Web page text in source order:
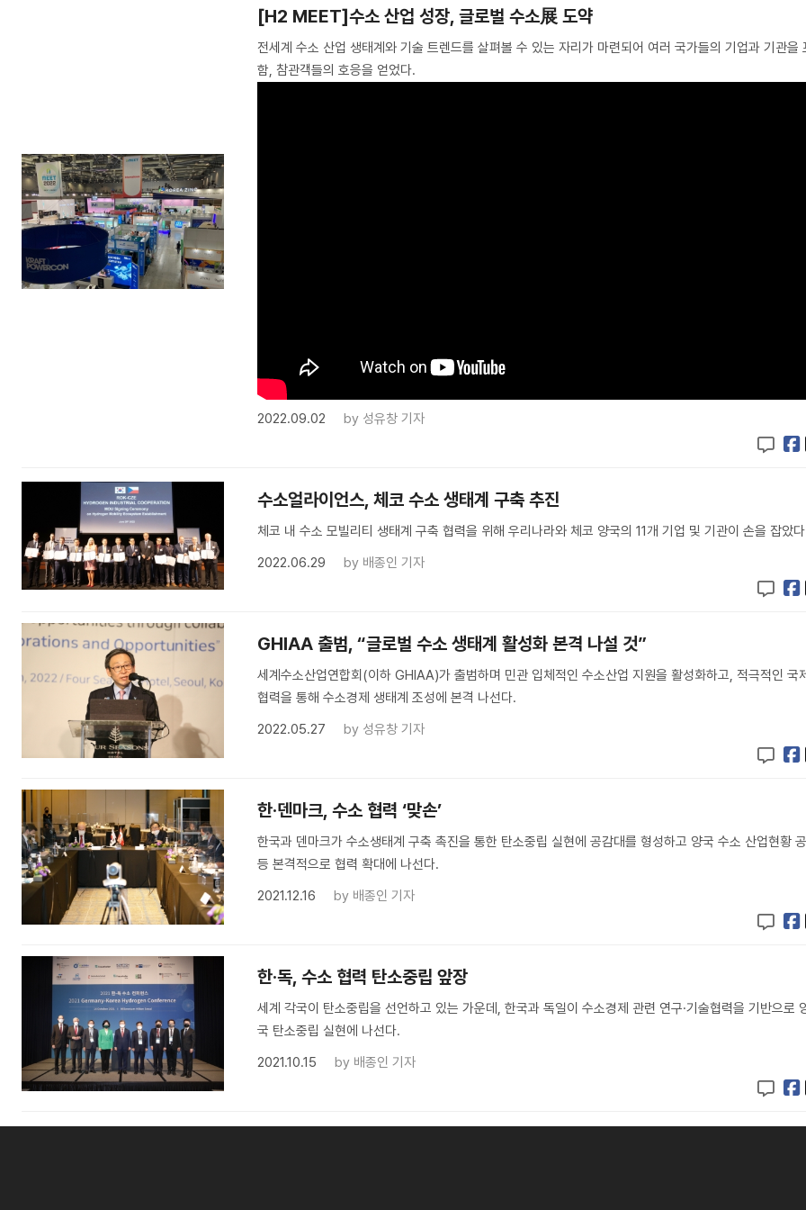
[H2 MEET]수소 산업 성장, 글로벌 수소展 도약
전세계 수소 산업 생태계와 기술 트렌드를 살펴볼 수 있는 자리가 마련되어 여러 국가들의 기업과 기관을
함, 참관객들의 호응을 얻었다.
2022.09.02 by 성유창 기자
수소얼라이언스, 체코 수소 생태계 구축 추진
체코 내 수소 모빌리티 생태계 구축 협력을 위해 우리나라와 체코 양국의 11개 기업 및 기관이 손을 잡았
2022.06.29
by 배종인 기자
GHIAA 출범, “글로벌 수소 생태계 활성화 본격 나설 것”
세계수소산업연합회(이하 GHIAA)가 출범하며 민관 입체적인 수소산업 지원을 활성화하고, 적극적인 국
협력을 통해 수소경제 생태계 조성에 본격 나선다.
2022.05.27
by 성유창 기자
한·덴마크, 수소 협력 ‘맞손’
한국과 덴마크가 수소생태계 구축 촉진을 통한 탄소중립 실현에 공감대를 형성하고 양국 수소 산업현황
등 본격적으로 협력 확대에 나선다.
2021.12.16
by 배종인 기자
한·독, 수소 협력 탄소중립 앞장
세계 각국이 탄소중립을 선언하고 있는 가운데, 한국과 독일이 수소경제 관련 연구·기술협력을 기반으로
국 탄소중립 실현에 나선다.
2021.10.15
by 배종인 기자